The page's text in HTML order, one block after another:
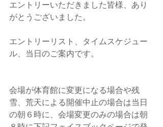
エントリーいただきました皆様、あり
がとうございました。
エントリーリスト、タイムスケジュー
ル、当日のご案内です。
会場が体育館に変更になる場合や残
雪、荒天による開催中止の場合は当日
の朝６時に、会場変更のみの場合は朝